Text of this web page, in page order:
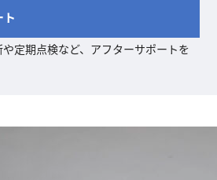
定期点検など、アフターサポートを